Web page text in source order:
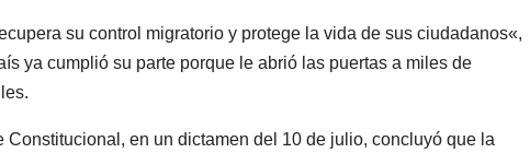
su control migratorio y protege la vida de sus ciudadanos«,
ya cumplió su parte porque le abrió las puertas a miles de
en un dictamen del 10 de julio, concluyó que la